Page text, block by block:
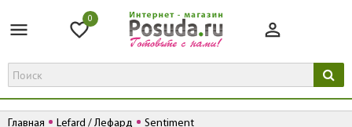
0
Главная Lefard / Лефард Sentiment